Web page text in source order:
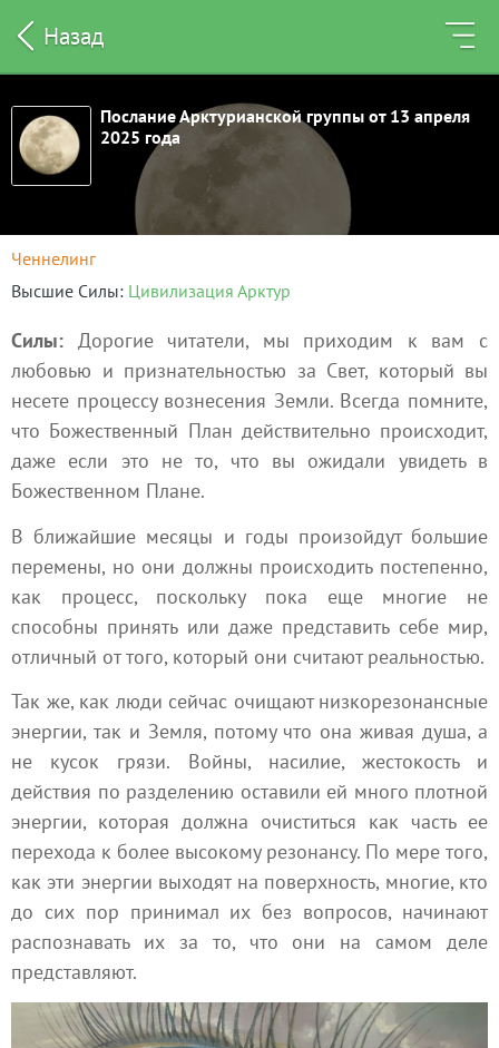
Назад
​Послание Арктурианской группы от 13 апреля
2025 года
Ченнелинг
Высшие Силы Цивилизация Арктур
Силы: Дорогие читатели, мы приходим к вам с
любовью и признательностью за Свет, который вы
несете процессу вознесения Земли. Всегда помните,
что Божественный План действительно происходит,
даже если это не то, что вы ожидали увидеть в
Божественном Плане.
В ближайшие месяцы и годы произойдут большие
перемены, но они должны происходить постепенно,
как процесс, поскольку пока еще многие не
способны принять или даже представить себе мир,
отличный от того, который они считают реальностью.
Так же, как люди сейчас очищают низкорезонансные
энергии, так и Земля, потому что она живая душа, а
не кусок грязи. Войны, насилие, жестокость и
действия по разделению оставили ей много плотной
энергии, которая должна очиститься как часть ее
перехода к более высокому резонансу. По мере того,
как эти энергии выходят на поверхность, многие, кто
до сих пор принимал их без вопросов, начинают
распознавать их за то, что они на самом деле
представляют.